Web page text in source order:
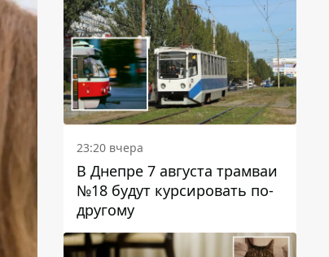
23:20 вчера
В Днепре 7 августа трамваи
№18 будут курсировать по-
другому